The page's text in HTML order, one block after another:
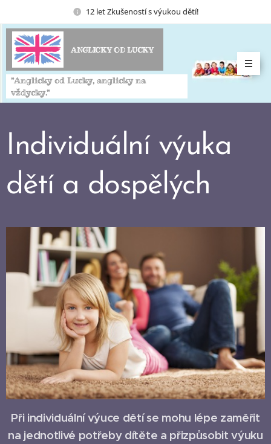
12 let Zkušeností s výukou dětí!
ANGLICKY OD LUCKY
"Anglicky od Lucky, anglicky na
vždycky."
Individuální výuka
dětí a dospělých
Při individuální výuce dětí se mohu lépe zaměřit
na jednotlivé potřeby dítěte a přizpůsobit výuku